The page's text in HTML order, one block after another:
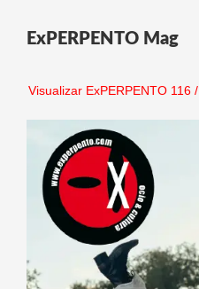
ExPERPENTO Mag
Visualizar ExPERPENTO 116/